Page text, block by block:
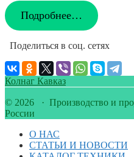
Подробнее…
Поделиться в соц. сетях
Колнаг Кавказ
© 2026 · Производство и
России
О НАС
СТАТЬИ И НОВОСТИ